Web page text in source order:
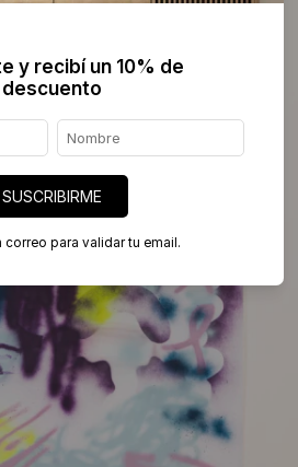
y recibí un 10% de
descuento
SUSCRIBIRME
correo para validar tu email.